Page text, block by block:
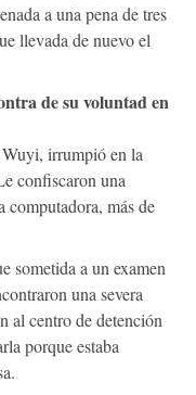
a una pena de tres
llevada de nuevo el
de su voluntad en
irrumpió en la
confiscaron una
más de
sometida a un examen
una severa
al centro de detención
porque estaba